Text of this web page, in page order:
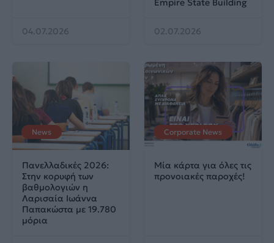
04.07.2026
Empire State Building
02.07.2026
News
Πανελλαδικές 2026:
Στην κορυφή των
βαθμολογιών η
Λαρισαία Ιωάννα
Παπακώστα με 19.780
μόρια
Corporate News
Μία κάρτα για όλες τις
προνοιακές παροχές!